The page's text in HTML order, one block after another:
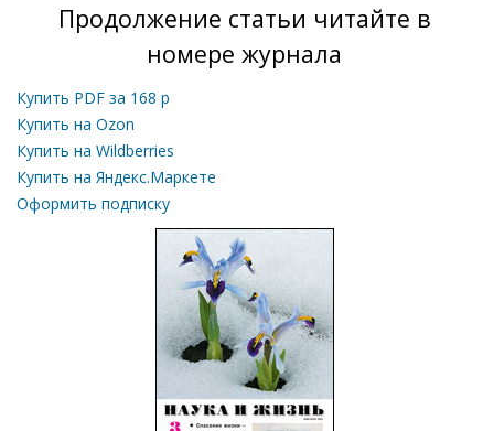
Продолжение статьи читайте в
номере журнала
Купить PDF за 168 р
Купить на Ozon
Купить на Wildberries
Купить на Яндекс.Маркете
Оформить подписку